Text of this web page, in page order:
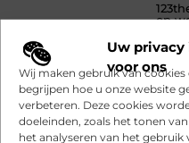
Uw
voor ons
Wij maken gebruik van
begrijpen hoe u onze website
verbeteren. Deze cookies
doeleinden, zoals het tonen
het analyseren van het
op
wilt
of
Veel